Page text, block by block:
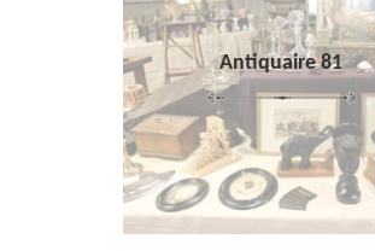
Antiquaire 81